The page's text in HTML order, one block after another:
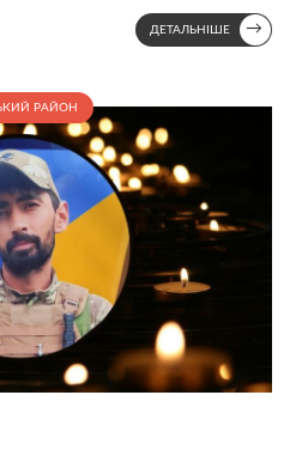
ДЕТАЛЬНІШЕ →
РАЙОН